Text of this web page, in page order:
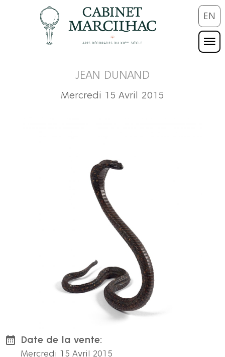
EN
JEAN DUNAND
Mercredi 15 Avril 2015
Date de la vente:
Mercredi 15 Avril 2015